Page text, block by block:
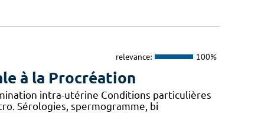
relevance: 100%
à la Procréation
intra-utérine Conditions particulières
Sérologies, spermogramme, bi